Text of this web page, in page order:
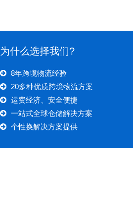
为什么选择我们?
8年跨境物流经验
20多种优质跨境物流方案
运费经济、安全便捷
一站式全球仓储解决方案
个性换解决方案提供